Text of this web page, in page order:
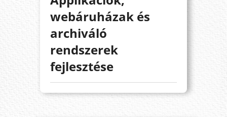
webáruházak és
archiváló
rendszerek
fejlesztése